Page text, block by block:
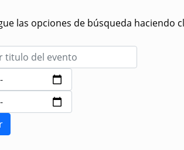
las opciones de búsqueda haciendo